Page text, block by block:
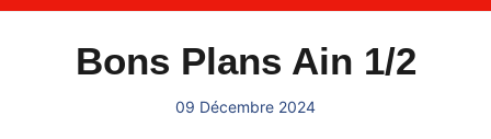
Bons Plans Ain 1/2
09 Décembre 2024